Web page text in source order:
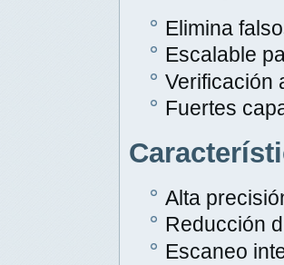
Elimina
Escalable
Verificación
Fuertes
Alta
Reducción
Escaneo